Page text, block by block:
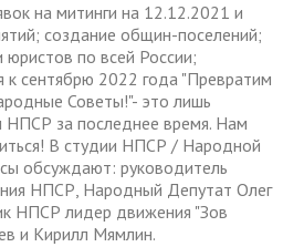
на митинги на 12.12.2021 и
создание общин-поселений;
по всей России;
к сентябрю 2022 года "Превратим
Советы!"- это лишь
НПСР за последнее время. Нам
В студии НПСР / Народной
обсуждают: руководитель
НПСР, Народный Депутат Олег
НПСР лидер движения "Зов
и Кирилл Мямлин.